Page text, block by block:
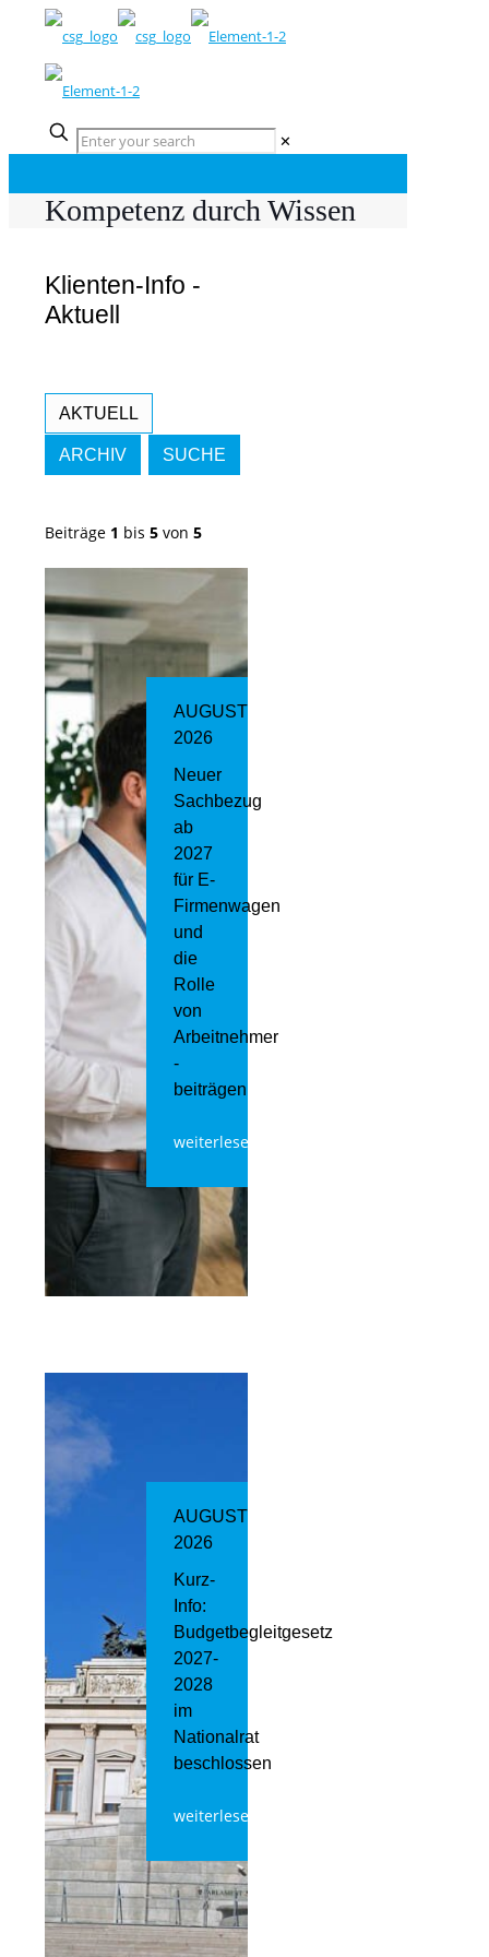
✕
Kompetenz durch Wissen
Klienten-Info -
Aktuell
AKTUELL
ARCHIV SUCHE
Beiträge 1 bis 5 von 5
AUGUST
2026
Neuer
Sachbezug
ab
2027
für E-
Firmenwagen
und
die
Rolle
von
Arbeitnehmer​
­
beiträgen
weiterlesen
AUGUST
2026
Kurz-
Info:
Budgetbegleitgesetz
2027-
2028
im
Nationalrat
beschlossen
weiterlesen